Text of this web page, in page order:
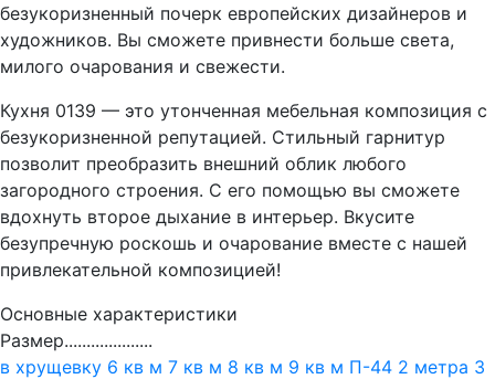
безукоризненный почерк европейских дизайнеров и
художников. Вы сможете привнести больше света,
милого очарования и свежести.
Кухня 0139 — это утонченная мебельная композиция с
безукоризненной репутацией. Стильный гарнитур
позволит преобразить внешний облик любого
загородного строения. С его помощью вы сможете
вдохнуть второе дыхание в интерьер. Вкусите
безупречную роскошь и очарование вместе с нашей
привлекательной композицией!
Основные характеристики
Размер....................
в хрущевку 6 кв м 7 кв м 8 кв м 9 кв м П-44 2 метра 3